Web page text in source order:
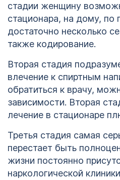
стадии женщину
стационара, на дому, по
достаточно несколько
также кодирование.
Вторая стадия
влечение к спиртным
обратиться к врачу,
зависимости. Вторая
лечение в стационаре
Третья стадия самая
перестает быть
жизни постоянно
наркологической